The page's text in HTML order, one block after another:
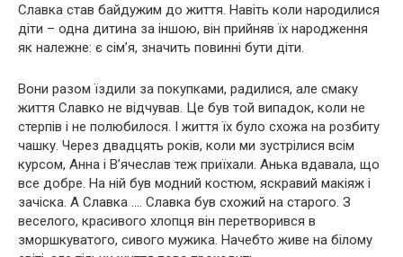
Славка став байдужим до життя. Навіть коли народилися
діти – одна дитина за іншою, він прийняв їх народження
як належне: є сім’я, значить повинні бути діти.
Вони разом їздили за покупками, радилися, але смаку
життя Славко не відчував. Це був той випадок, коли не
стерпів і не полюбилося. І життя їх було схожа на розбиту
чашку. Через двадцять років, коли ми зустрілися всім
курсом, Анна і В’ячеслав теж приїхали. Анька вдавала, що
все добре. На ній був модний костюм, яскравий макіяж і
зачіска. А Славка …. Славка був схожий на старого. З
веселого, красивого хлопця він перетворився в
зморшкуватого, сивого мужика. Начебто живе на білому